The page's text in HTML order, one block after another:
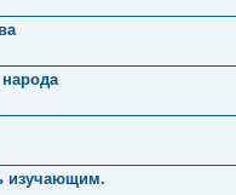
изучающим.